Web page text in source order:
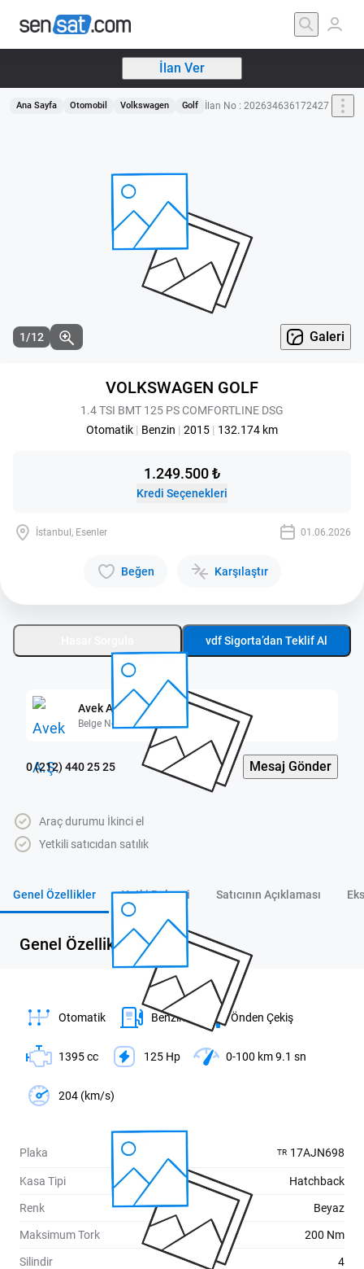
İlan Ver
Ana Sayfa Otomobil Volkswagen Golf İlan No : 202634636172427
Genel Özellikler
Otomatik Benzin Önden Çekiş
1395 cc 125 Hp 0-100 km 9.1 sn
204 (km/s)
Plaka TR 17AJN698
Kasa Tipi Hatchback
Renk Beyaz
Maksimum Tork 200 Nm
Silindir 4
1/12 Galeri
VOLKSWAGEN GOLF
1.4 TSI BMT 125 PS COMFORTLINE DSG
Otomatik | Benzin | 2015 | 132.174 km
1.249.500 ₺
Kredi Seçenekleri
İstanbul, Esenler 01.06.2026
Beğen Karşılaştır
vdf Sigorta’dan Teklif Al
Avek A.Ş.
Belge No: 3400280
0 (212) 440 25 25 Mesaj Gönder
Araç durumu İkinci el
Yetkili satıcıdan satılık
Genel Özellikler Yetki Belgesi Satıcının Açıklaması